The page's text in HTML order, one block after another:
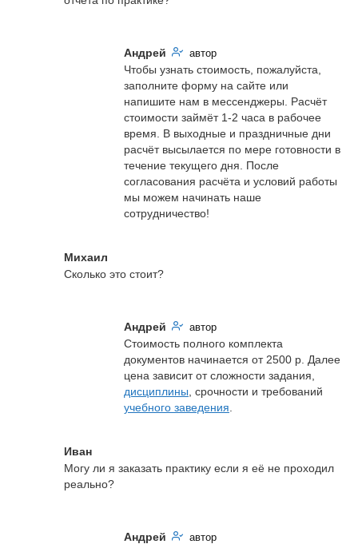
Андрей автор
Чтобы узнать стоимость, пожалуйста,
заполните форму на сайте или
напишите нам в мессенджеры. Расчёт
стоимости займёт 1-2 часа в рабочее
время. В выходные и праздничные дни
расчёт высылается по мере готовности в
течение текущего дня. После
согласования расчёта и условий работы
мы можем начинать наше
сотрудничество!
Михаил
Сколько это стоит?
Андрей автор
Стоимость полного комплекта
документов начинается от 2500 р. Далее
дисциплины
учебного заведения
Иван
Могу ли я заказать практику если я её не проходил
реально?
Андрей автор